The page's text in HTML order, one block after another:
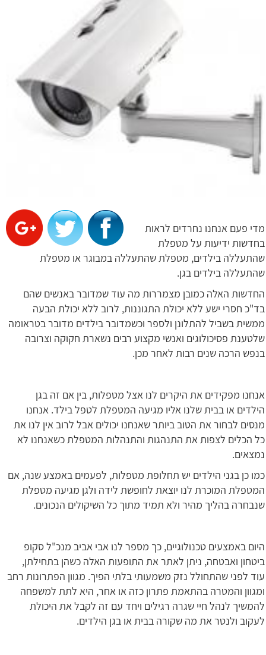
מדי פעם אנחנו נחרדים לראות
בחדשות ידיעות על מטפלת
שהתעללה בילדים, מטפלת שהתעללה במבוגר או מטפלת
שהתעללה בילדים בגן.
החדשות האלה כמובן מצמררות מה עוד שמדובר באנשים שהם
בד"כ חסרי ישע ללא יכולת התגוננות, לרוב ללא יכולת הבעה
ממשית בשביל להתלונן ולספר וכשמדובר בילדים מדובר בטראומה
שלטענת פסיכולוגים ואנשי מקצוע רבים נשארת חקוקה וצרובה
בנפש הרכה שנים רבות לאחר מכן.
אנחנו מפקידים את היקרים לנו אצל מטפלות, בין אם זה בגן
הילדים או בבית שלנו אליו מגיעה המטפלת לטפל בילד. אנחנו
מנסים לבחור את הטוב ביותר שאנחנו יכולים אבל לרוב אין לנו את
כל הכלים לצפות את התנהגות והתנהלות המטפלת כשאנחנו לא
נמצאים.
כמו כן בגני הילדים יש תחלופת מטפלות, לפעמים באמצע שנה, אם
המטפלת המוכרת לנו יוצאת לחופשת לידה ולגן מגיעה מטפלת
שנבחרה בהליך מהיר ולא תמיד מתוך כל השיקולים הנכונים.
היום באמצעים טכנולוגיים, כך מספר לנו אבי אביב מנכ"ל סקופ
ביטחון ואבטחה, ניתן לאתר את התופעות האלה כשהן בתחילתן,
עוד לפני שהתחולל נזק משמעותי בלתי הפיך. מגוון הפתרונות רחב
ומגוון והמטרה בהתאמת פתרון כזה או אחר, היא לתת למשפחה
להמשיך לנהל חיי שגרה רגילים ויחד עם זה לקבל את היכולת
לעקוב ולנטר את מה שקורה בבית או בגן הילדים.